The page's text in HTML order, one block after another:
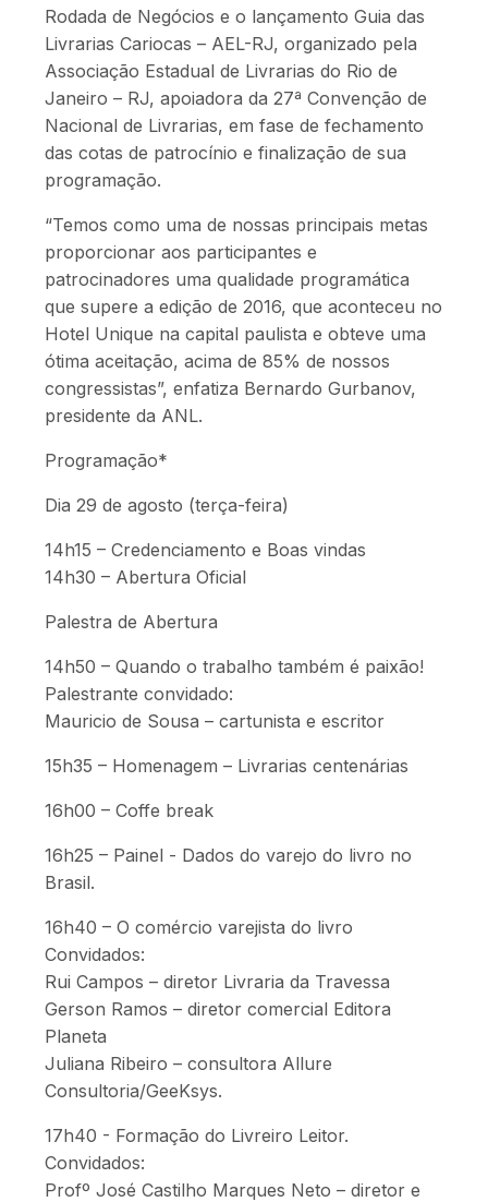
Rodada de Negócios e o lançamento Guia das
Livrarias Cariocas – AEL-RJ, organizado pela
Associação Estadual de Livrarias do Rio de
Janeiro – RJ, apoiadora da 27ª Convenção de
Nacional de Livrarias, em fase de fechamento
das cotas de patrocínio e finalização de sua
programação.
“Temos como uma de nossas principais metas
proporcionar aos participantes e
patrocinadores uma qualidade programática
que supere a edição de 2016, que aconteceu no
Hotel Unique na capital paulista e obteve uma
ótima aceitação, acima de 85% de nossos
congressistas”, enfatiza Bernardo Gurbanov,
presidente da ANL.
Programação*
Dia 29 de agosto (terça-feira)
14h15 – Credenciamento e Boas vindas
14h30 – Abertura Oficial
Palestra de Abertura
14h50 – Quando o trabalho também é paixão!
Palestrante convidado:
Mauricio de Sousa – cartunista e escritor
15h35 – Homenagem – Livrarias centenárias
16h00 – Coffe break
16h25 – Painel - Dados do varejo do livro no
Brasil.
16h40 – O comércio varejista do livro
Convidados:
Rui Campos – diretor Livraria da Travessa
Gerson Ramos – diretor comercial Editora
Planeta
Juliana Ribeiro – consultora Allure
Consultoria/GeeKsys.
17h40 - Formação do Livreiro Leitor.
Convidados:
Profº José Castilho Marques Neto – diretor e